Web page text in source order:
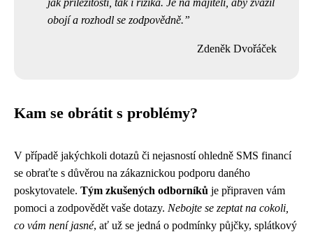
jak příležitosti, tak i rizika. Je na majiteli, aby zvážil
obojí a rozhodl se zodpovědně.
Zdeněk Dvořáček
Kam se obrátit s problémy?
V případě jakýchkoli dotazů či nejasností ohledně SMS financí
se obraťte s důvěrou na zákaznickou podporu daného
poskytovatele. Tým zkušených odborníků je připraven vám
pomoci a zodpovědět vaše dotazy. Nebojte se zeptat na cokoli,
co vám není jasné, ať už se jedná o podmínky půjčky, splátkový